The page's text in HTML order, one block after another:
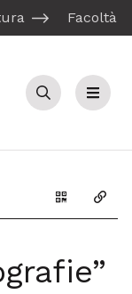
Facoltà
Cerca Menu
Genera il